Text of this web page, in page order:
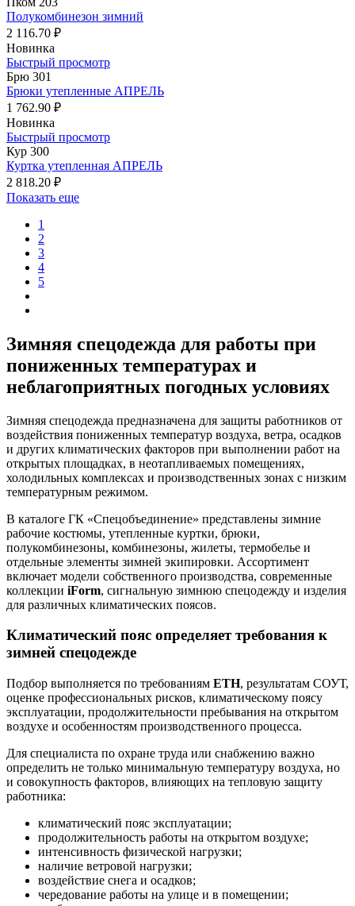
Полукомбинезон зимний
2 116.70 ₽
Новинка
Быстрый просмотр
Брю 301
Брюки утепленные АПРЕЛЬ
1 762.90 ₽
Новинка
Быстрый просмотр
Кур 300
Куртка утепленная АПРЕЛЬ
2 818.20 ₽
Показать еще
1
2
3
4
5
Зимняя спецодежда для работы при
пониженных температурах и
неблагоприятных погодных условиях
Зимняя спецодежда предназначена для защиты работников от
воздействия пониженных температур воздуха, ветра, осадков
и других климатических факторов при выполнении работ на
открытых площадках, в неотапливаемых помещениях,
холодильных комплексах и производственных зонах с низким
температурным режимом.
В каталоге ГК «Спецобъединение» представлены зимние
рабочие костюмы, утепленные куртки, брюки,
полукомбинезоны, комбинезоны, жилеты, термобелье и
отдельные элементы зимней экипировки. Ассортимент
включает модели собственного производства, современные
коллекции iForm, сигнальную зимнюю спецодежду и изделия
для различных климатических поясов.
Климатический пояс определяет требования к
зимней спецодежде
Подбор выполняется по требованиям ЕТН, результатам СОУТ,
оценке профессиональных рисков, климатическому поясу
эксплуатации, продолжительности пребывания на открытом
воздухе и особенностям производственного процесса.
Для специалиста по охране труда или снабжению важно
определить не только минимальную температуру воздуха, но
и совокупность факторов, влияющих на тепловую защиту
работника:
климатический пояс эксплуатации;
продолжительность работы на открытом воздухе;
интенсивность физической нагрузки;
наличие ветровой нагрузки;
воздействие снега и осадков;
чередование работы на улице и в помещении;